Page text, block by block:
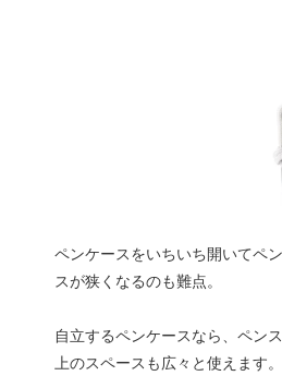
ペンケースをいちいち開いてペ
スが狭くなるのも難点。
自立するペンケースなら、ペン
上のスペースも広々と使えます。